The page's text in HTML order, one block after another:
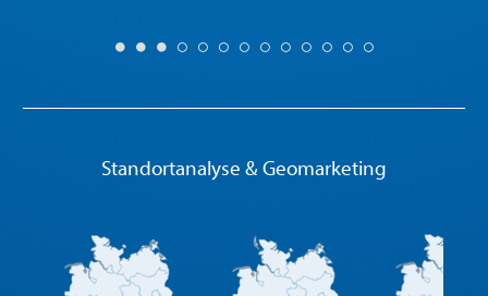
Standortanalyse & Geomarketing